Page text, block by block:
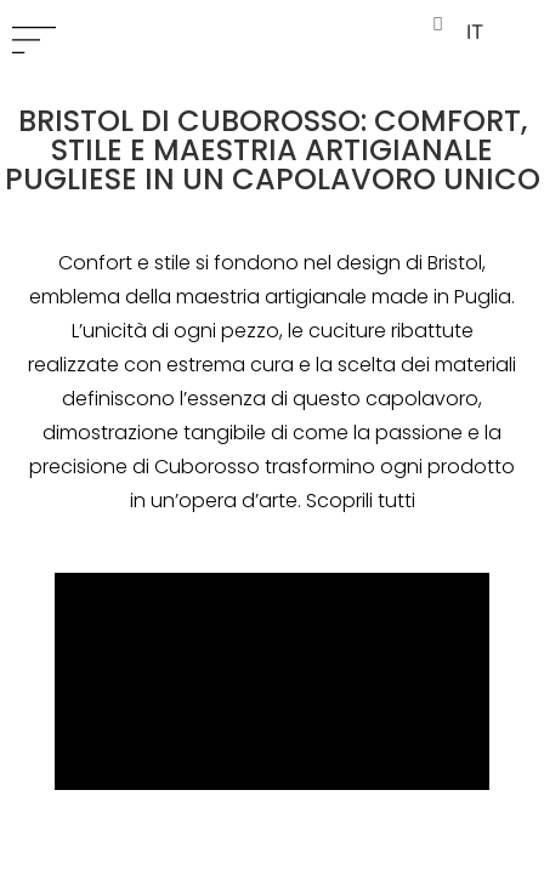
IT
BRISTOL DI CUBOROSSO: COMFORT,
STILE E MAESTRIA ARTIGIANALE
PUGLIESE IN UN CAPOLAVORO UNICO
Confort e stile si fondono nel design di Bristol,
emblema della maestria artigianale made in Puglia.
L’unicità di ogni pezzo, le cuciture ribattute
realizzate con estrema cura e la scelta dei materiali
definiscono l’essenza di questo capolavoro,
dimostrazione tangibile di come la passione e la
precisione di Cuborosso trasformino ogni prodotto
in un’opera d’arte. Scoprili tutti